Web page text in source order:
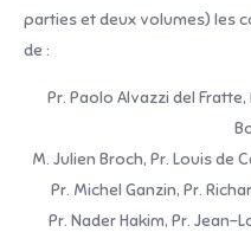
parties et deux volumes) les
de :
Pr. Paolo Alvazzi del
M. Julien Broch, Pr. Louis de
Pr. Michel Ganzin, Pr.
Pr. Nader Hakim, Pr. Jean-